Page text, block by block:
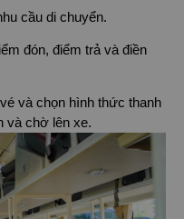
cầu di chuyển.
đón, điểm trả và điền
và chọn hình thức thanh
và chờ lên xe.